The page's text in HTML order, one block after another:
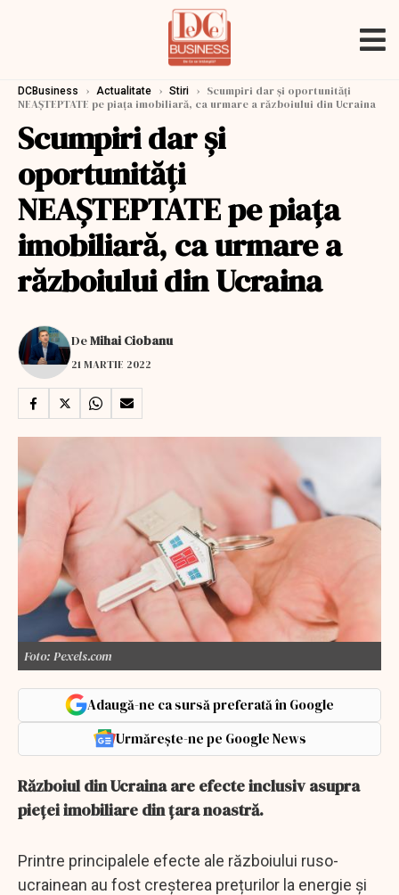
DCBusiness › Actualitate › Stiri › Scumpiri dar şi oportunităţi
NEAŞTEPTATE pe piaţa imobiliară, ca urmare a războiului din Ucraina
Scumpiri dar şi
oportunităţi
NEAŞTEPTATE pe piaţa
imobiliară, ca urmare a
războiului din Ucraina
DeMihai Ciobanu
21 MARTIE 2022
Foto: Pexels.com
Adaugă-ne ca sursă preferată în Google
Urmărește-ne pe Google News
Războiul din Ucraina are efecte inclusiv asupra
pieţei imobiliare din ţara noastră.
Printre principalele efecte ale războiului ruso-
ucrainean au fost creșterea prețurilor la energie și